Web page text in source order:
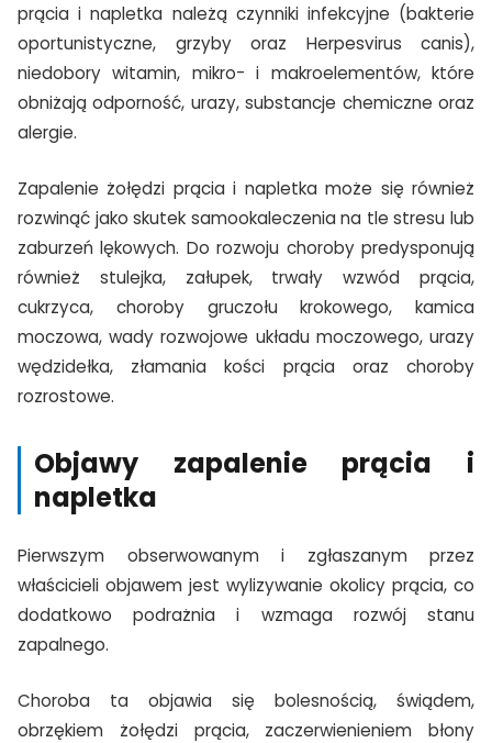
prącia i napletka należą czynniki infekcyjne (bakterie
oportunistyczne, grzyby oraz Herpesvirus canis),
niedobory witamin, mikro- i makroelementów, które
obniżają odporność, urazy, substancje chemiczne oraz
alergie.
Zapalenie żołędzi prącia i napletka może się również
rozwinąć jako skutek samookaleczenia na tle stresu lub
zaburzeń lękowych. Do rozwoju choroby predysponują
również stulejka, załupek, trwały wzwód prącia,
cukrzyca, choroby gruczołu krokowego, kamica
moczowa, wady rozwojowe układu moczowego, urazy
wędzidełka, złamania kości prącia oraz choroby
rozrostowe.
Objawy zapalenie prącia i
napletka
Pierwszym obserwowanym i zgłaszanym przez
właścicieli objawem jest wylizywanie okolicy prącia, co
dodatkowo podrażnia i wzmaga rozwój stanu
zapalnego.
Choroba ta objawia się bolesnością, świądem,
obrzękiem żołędzi prącia, zaczerwienieniem błony